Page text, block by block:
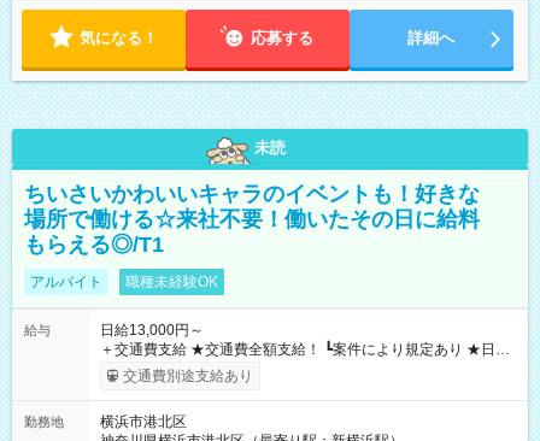
気になる！ 応募する 詳細へ
未読
ちいさいかわいいキャラのイベントも！好きな
場所で働ける☆来社不要！働いたその日に給料
もらえる◎/T1
アルバイト 職種未経験OK
給与
日給13,000円～
＋交通費支給 ★交通費全額支給！ ┗案件により規定あり ★日払
いOK！（規定あり） ┗働いたその日に現金GET♪ お仕事後はコ
ンビニATMから 日払い分を引き落とせます！ 【試用期間】試
交通費別途支給あり
勤務地
横浜市港北区